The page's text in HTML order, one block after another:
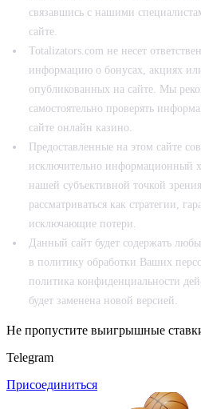
связавшись с нашими
сайте.
Totalizators.com не несет
информацию о бонусах, акциях
опубликованных на сайте. Мы
самостоятельно проверять
сайте онлайн казино.
Предоставленные на этом сайте
исключительно информационный
нашей субъективной точкой
рассматриваться как стратегии,
исключающие потери.
Данный сайт будет содержать
в политику обработки Ваших
политика конфиденциальности
будет заменена новой версией.
Не пропустите выигрышные
Telegram
Присоединиться